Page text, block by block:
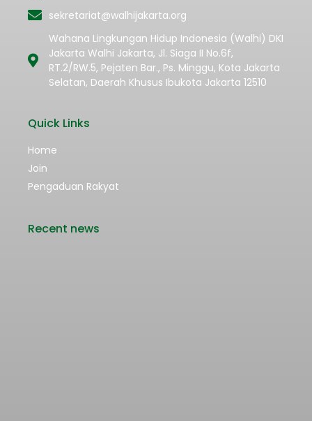
sekretariat@walhijakarta.org
Wahana Lingkungan Hidup Indonesia (Walhi) DKI
Jakarta Walhi Jakarta, Jl. Siaga II No.6f,
RT.2/RW.5, Pejaten Bar., Ps. Minggu, Kota Jakarta
Selatan, Daerah Khusus Ibukota Jakarta 12510
Quick Links
Home
Join
Pengaduan Rakyat
Recent news